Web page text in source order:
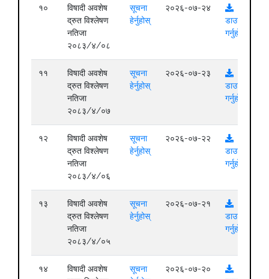
१०
विषादी अवशेष
द्रुत विश्लेषण
नतिजा
२०८३/४/०८
सूचना
हेर्नुहोस्
२०२६-०७-२४
डाउनलोड
गर्नुहोस्
११
विषादी अवशेष
द्रुत विश्लेषण
नतिजा
२०८३/४/०७
सूचना
हेर्नुहोस्
२०२६-०७-२३
डाउनलोड
गर्नुहोस्
१२
विषादी अवशेष
द्रुत विश्लेषण
नतिजा
२०८३/४/०६
सूचना
हेर्नुहोस्
२०२६-०७-२२
डाउनलोड
गर्नुहोस्
१३
विषादी अवशेष
द्रुत विश्लेषण
नतिजा
२०८३/४/०५
सूचना
हेर्नुहोस्
२०२६-०७-२१
डाउनलोड
गर्नुहोस्
१४
विषादी अवशेष
सूचना
२०२६-०७-२०